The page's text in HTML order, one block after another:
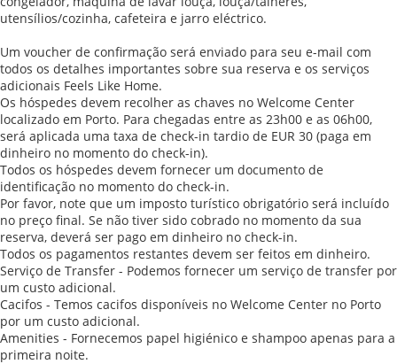
utensílios/cozinha, cafeteira e jarro eléctrico.
Um voucher de confirmação será enviado para seu e-mail com
todos os detalhes importantes sobre sua reserva e os serviços
adicionais Feels Like Home.
Os hóspedes devem recolher as chaves no Welcome Center
localizado em Porto. Para chegadas entre as 23h00 e as 06h00,
será aplicada uma taxa de check-in tardio de EUR 30 (paga em
dinheiro no momento do check-in).
Todos os hóspedes devem fornecer um documento de
identificação no momento do check-in.
Por favor, note que um imposto turístico obrigatório será incluído
no preço final. Se não tiver sido cobrado no momento da sua
reserva, deverá ser pago em dinheiro no check-in.
Todos os pagamentos restantes devem ser feitos em dinheiro.
Serviço de Transfer - Podemos fornecer um serviço de transfer por
um custo adicional.
Cacifos - Temos cacifos disponíveis no Welcome Center no Porto
por um custo adicional.
Amenities - Fornecemos papel higiénico e shampoo apenas para a
primeira noite.